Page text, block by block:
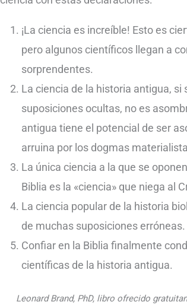
¡La ciencia es increíble! Esto es
pero algunos científicos llegan a
sorprendentes.
La ciencia de la historia antigua,
suposiciones ocultas, no es
antigua tiene el potencial de ser
arruina por los dogmas
La única ciencia a la que se
Biblia es la «ciencia» que niega al
La ciencia popular de la historia
de muchas suposiciones erróneas.
Confiar en la Biblia finalmente
científicas de la historia antigua.
Leonard Brand, PhD, libro ofrecido